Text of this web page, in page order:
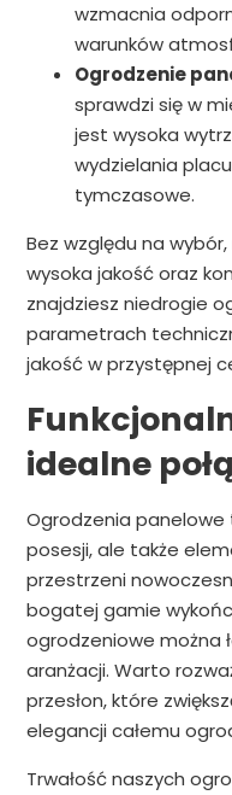
wzmacnia
warunków
Ogrodzenie
sprawdzi się w
jest wysoka
wydzielania
tymczasowe.
Bez względu na
wysoka jakość oraz
znajdziesz niedrogie
parametrach
jakość w przystępnej
idealne
Ogrodzenia panelowe
posesji, ale także
przestrzeni
bogatej gamie
ogrodzeniowe można
aranżacji. Warto
przesłon, które
elegancji całemu
Trwałość naszych